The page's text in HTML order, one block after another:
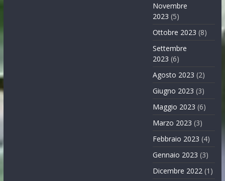
Novembre
2023 (5)
Ottobre 2023 (8)
Settembre
2023 (6)
Agosto 2023 (2)
Giugno 2023 (3)
Maggio 2023 (6)
Marzo 2023 (3)
Febbraio 2023 (4)
Gennaio 2023 (3)
Dicembre 2022 (1)